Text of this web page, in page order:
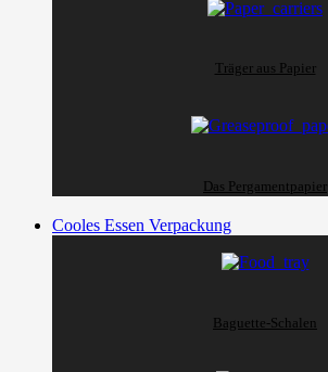
Träger aus Papier
Das Pergamentpapier
Cooles Essen Verpackung
Baguette-Schalen